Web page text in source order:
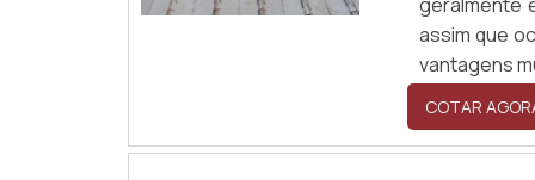
assim que
vantagens
COTAR